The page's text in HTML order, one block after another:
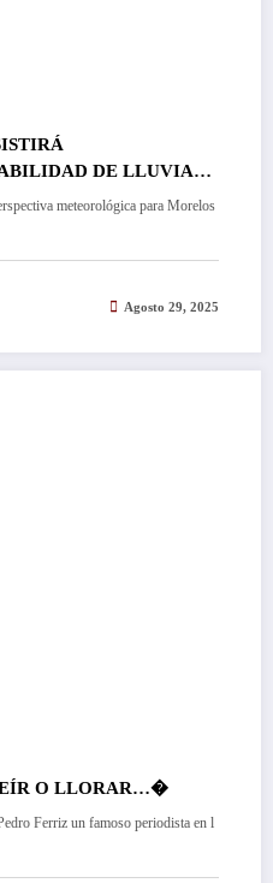
DE LLUVIAS
FIN DE SEMANA…
meteorológica para Morelos
Agosto 29, 2025
O LLORAR…�
Ferriz un famoso periodista en l